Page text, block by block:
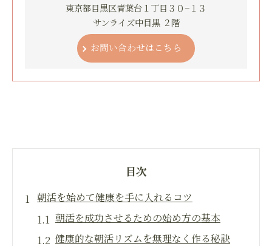
東京都目黒区青葉台１丁目３０−１３
サンライズ中目黒 ２階
お問い合わせはこちら
目次
朝活を始めて健康を手に入れるコツ
朝活を成功させるための始め方の基本
健康的な朝活リズムを無理なく作る秘訣